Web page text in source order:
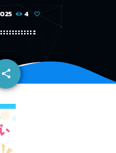
4
share
email